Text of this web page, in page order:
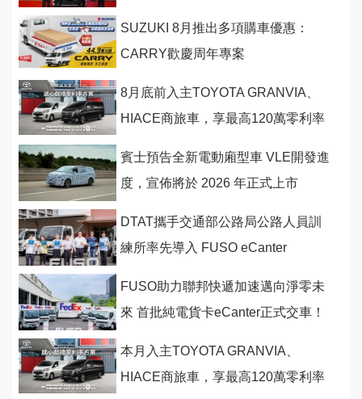
SUZUKI 8月推出多項購車優惠：
CARRY歡慶周年專案
8月底前入主TOYOTA GRANVIA、
HIACE商旅車，享最高120萬零利率
賓士預告全新電動廂型車 VLE開發進
度，宣佈將於 2026 年正式上市
DTAT攜手交通部公路局公路人員訓
練所率先導入 FUSO eCanter
FUSO助力聯邦快遞加速邁向淨零未
來 首批純電貨卡eCanter正式交車！
本月入主TOYOTA GRANVIA、
HIACE商旅車，享最高120萬零利率